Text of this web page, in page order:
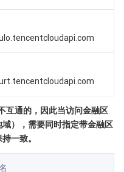
互通的，因此当访问金融区
），需要同时指定带金融区
一致。